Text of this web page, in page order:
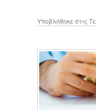
Υποβλήθηκε στις